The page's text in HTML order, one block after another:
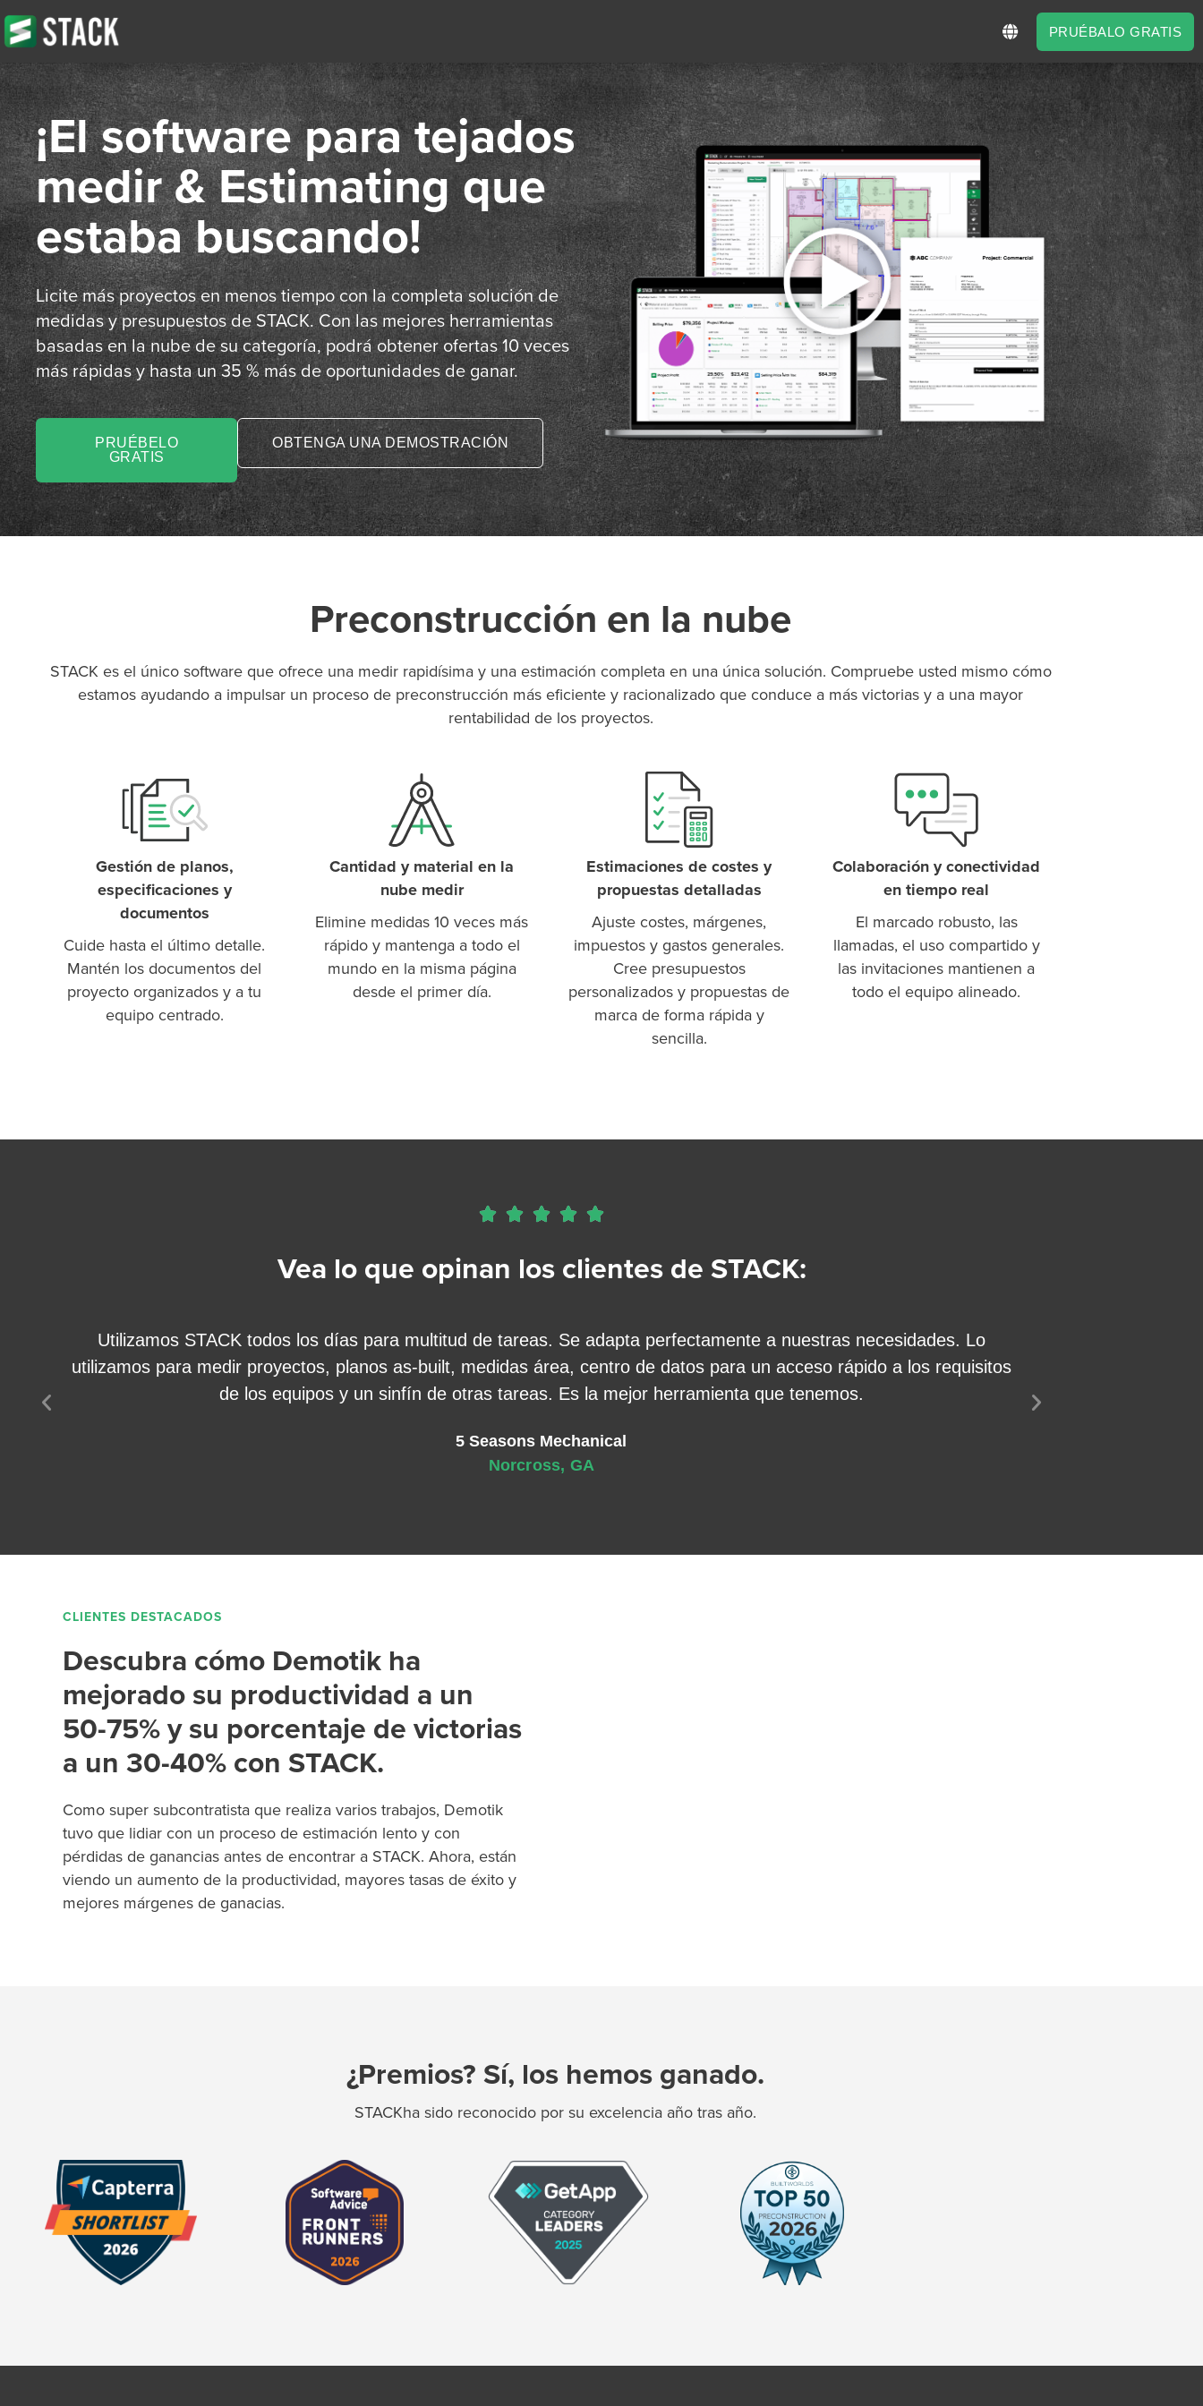
PRUÉBALO GRATIS
PRUÉBALO GRATIS
¡El software para tejados
medir & Estimating que
estaba buscando!
Licite más proyectos en menos tiempo con la completa solución de
medidas y presupuestos de STACK. Con las mejores herramientas
basadas en la nube de su categoría, podrá obtener ofertas 10 veces
más rápidas y hasta un 35 % más de oportunidades de ganar.
PRUÉBELO
GRATIS
OBTENGA UNA DEMOSTRACIÓN
Preconstrucción en la nube
STACK es el único software que ofrece una medir rapidísima y una estimación completa en una única solución. Compruebe usted mismo cómo
estamos ayudando a impulsar un proceso de preconstrucción más eficiente y racionalizado que conduce a más victorias y a una mayor
rentabilidad de los proyectos.
DF
Gestión de planos,
especificaciones y
documentos
Cuide hasta el último detalle.
Mantén los documentos del
proyecto organizados y a tu
equipo centrado.
Cantidad y material en la
nube medir
Elimine medidas 10 veces más
rápido y mantenga a todo el
mundo en la misma página
desde el primer día.
Estimaciones de costes y
propuestas detalladas
Ajuste costes, márgenes,
impuestos y gastos generales.
Cree presupuestos
personalizados y propuestas de
marca de forma rápida y
sencilla.
Colaboración y conectividad
en tiempo real
El marcado robusto, las
llamadas, el uso compartido y
las invitaciones mantienen a
todo el equipo alineado.
    
Vea lo que opinan los clientes de STACK:
Utilizamos STACK todos los días para multitud de tareas. Se adapta perfectamente a nuestras necesidades. Lo
utilizamos para medir proyectos, planos as-built, medidas área, centro de datos para un acceso rápido a los requisitos
de los equipos y un sinfín de otras tareas. Es la mejor herramienta que tenemos.
5 Seasons Mechanical
Norcross, GA
CLIENTES DESTACADOS
Descubra cómo Demotik ha
mejorado su productividad a un
50-75% y su porcentaje de victorias
a un 30-40% con STACK.
Como super subcontratista que realiza varios trabajos, Demotik
tuvo que lidiar con un proceso de estimación lento y con
pérdidas de ganancias antes de encontrar a STACK. Ahora, están
viendo un aumento de la productividad, mayores tasas de éxito y
mejores márgenes de ganacias.
¿Premios? Sí, los hemos ganado.
STACKha sido reconocido por su excelencia año tras año.